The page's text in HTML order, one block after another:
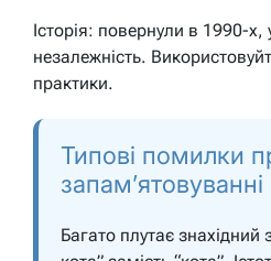
Історія: повернули в 1990-х,
незалежність.
практики.
Типові помилки
запам’ятовуванні
Багато плутає